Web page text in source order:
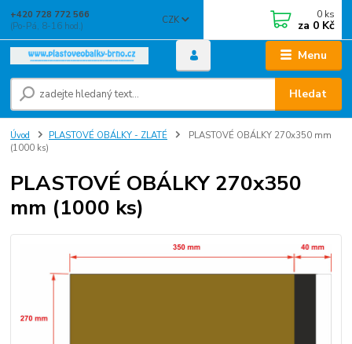
Menu
CZK
Hledat
+420 728 772 566
(Po-Pá, 8-16 hod.)
0 ks
za 0 Kč
Úvod PLASTOVÉ OBÁLKY - ZLATÉ
PLASTOVÉ OBÁLKY 270x350 mm
(1000 ks)
PLASTOVÉ OBÁLKY 270x350
mm (1000 ks)